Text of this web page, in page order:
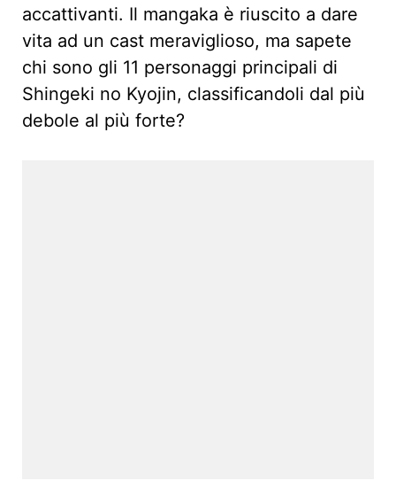
accattivanti. Il mangaka è riuscito a dare
vita ad un cast meraviglioso, ma sapete
chi sono gli 11 personaggi principali di
Shingeki no Kyojin, classificandoli dal più
debole al più forte?